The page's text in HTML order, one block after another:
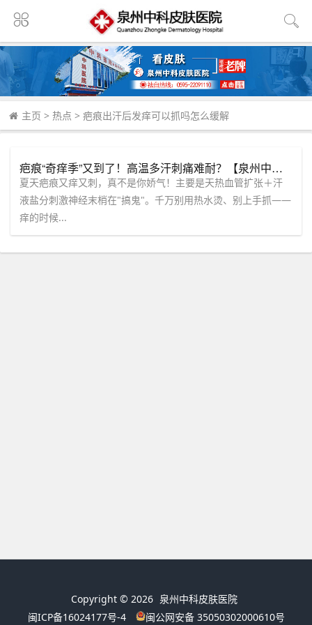
主页 > 热点 > 疤痕出汗后发痒可以抓吗怎么缓解
疤痕“奇痒季”又到了！高温多汗刺痛难耐？【泉州中科皮肤医院】教你如何安稳度夏
夏天疤痕又痒又刺，真不是你娇气！主要是天热血管扩张＋汗
液盐分刺激神经末梢在"搞鬼"。千万别用热水烫、别上手抓——
痒的时候...
Copyright © 2026 泉州中科皮肤医院
闽ICP备16024177号-4
闽公网安备 35050302000610号